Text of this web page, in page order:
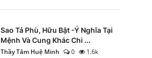
Sao Tả Phù, Hữu Bật -Ý Nghĩa Tại
Mệnh Và Cung Khác Chi ...
Thầy Tâm Huệ Minh
0 1.6k